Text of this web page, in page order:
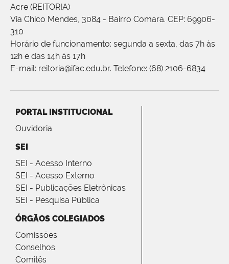
Acre (REITORIA)
Via Chico Mendes, 3084 - Bairro Comara. CEP: 69906-
310
Horário de funcionamento: segunda a sexta, das 7h às
12h e das 14h às 17h
E-mail: reitoria@ifac.edu.br. Telefone: (68) 2106-6834
PORTAL INSTITUCIONAL
Ouvidoria
SEI
SEI - Acesso Interno
SEI - Acesso Externo
SEI - Publicações Eletrônicas
SEI - Pesquisa Pública
ÓRGÃOS COLEGIADOS
Comissões
Conselhos
Comitês